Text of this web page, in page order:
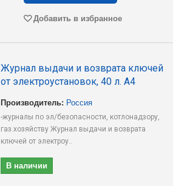
Добавить в избранное
Журнал выдачи и возврата ключей
от электроустановок, 40 л. А4
Производитель: Россия
-журналы по эл/безопасности, котлонадзору,
газ.хозяйству Журнал выдачи и возврата
ключей от электроу..
В наличии